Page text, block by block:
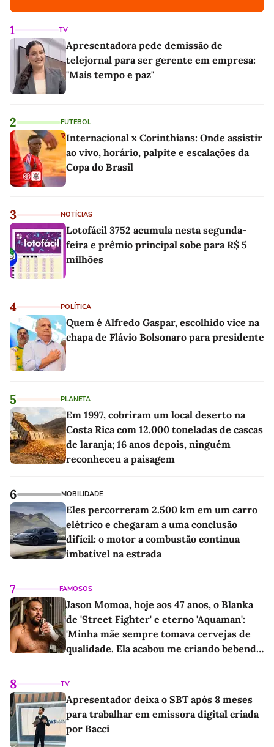
1 TV
Apresentadora pede demissão de
telejornal para ser gerente em empresa:
"Mais tempo e paz"
2 FUTEBOL
Internacional x Corinthians: Onde assistir
ao vivo, horário, palpite e escalações da
Copa do Brasil
3 NOTÍCIAS
Lotofácil 3752 acumula nesta segunda-
feira e prêmio principal sobe para R$ 5
milhões
4 POLÍTICA
Quem é Alfredo Gaspar, escolhido vice na
chapa de Flávio Bolsonaro para presidente
5 PLANETA
Em 1997, cobriram um local deserto na
Costa Rica com 12.000 toneladas de cascas
de laranja; 16 anos depois, ninguém
reconheceu a paisagem
6 MOBILIDADE
Eles percorreram 2.500 km em um carro
elétrico e chegaram a uma conclusão
difícil: o motor a combustão continua
imbatível na estrada
7 FAMOSOS
Jason Momoa, hoje aos 47 anos, o Blanka
de 'Street Fighter' e eterno 'Aquaman':
'Minha mãe sempre tomava cervejas de
qualidade. Ela acabou me criando bebendo
8 TV
Apresentador deixa o SBT após 8 meses
para trabalhar em emissora digital criada
por Bacci